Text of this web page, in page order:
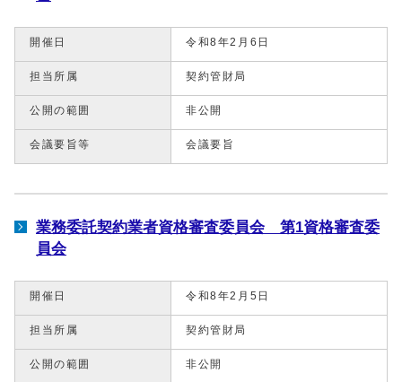
開催日 令和8年2月6日
担当所属 契約管財局
公開の範囲 非公開
会議要旨等 会議要旨
業務委託契約業者資格審査委員会 第1資格審査委
員会
開催日 令和8年2月5日
担当所属 契約管財局
公開の範囲 非公開